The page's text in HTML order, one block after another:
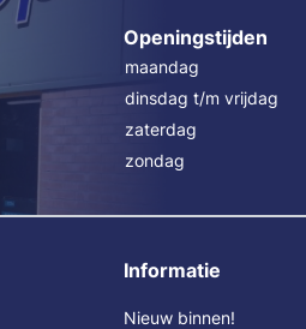
Openingstijden
maandag
dinsdag t/m vrijdag
zaterdag
zondag
Informatie
Nieuw binnen!